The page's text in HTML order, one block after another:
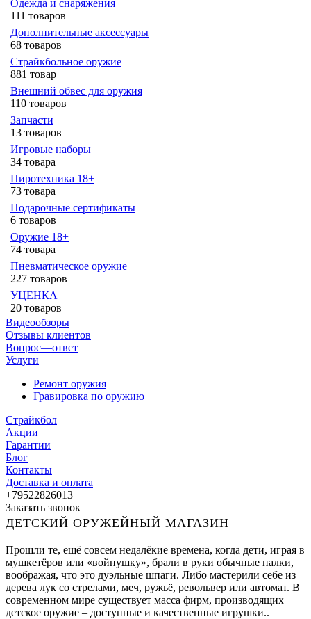
Одежда и снаряжения
111 товаров
Дополнительные аксессуары
68 товаров
Страйкбольное оружие
881 товар
Внешний обвес для оружия
110 товаров
Запчасти
13 товаров
Игровые наборы
34 товара
Пиротехника 18+
73 товара
Подарочные сертификаты
6 товаров
Оружие 18+
74 товара
Пневматическое оружие
227 товаров
УЦЕНКА
20 товаров
Видеообзоры
Отзывы клиентов
Вопрос—ответ
Услуги
Ремонт оружия
Гравировка по оружию
Страйкбол
Акции
Гарантии
Блог
Контакты
Доставка и оплата
+79522826013
Заказать звонок
ДЕТСКИЙ ОРУЖЕЙНЫЙ МАГАЗИН
Прошли те, ещё совсем недалёкие времена, когда дети, играя в
мушкетёров или «войнушку», брали в руки обычные палки,
воображая, что это дуэльные шпаги. Либо мастерили себе из
дерева лук со стрелами, меч, ружьё, револьвер или автомат. В
современном мире существует масса фирм, производящих
детское оружие – доступные и качественные игрушки..